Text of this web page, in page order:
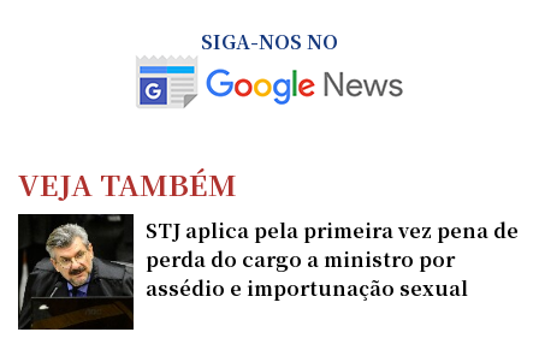
SIGA-NOS NO
VEJA TAMBÉM
STJ aplica pela primeira vez pena de
perda do cargo a ministro por
assédio e importunação sexual